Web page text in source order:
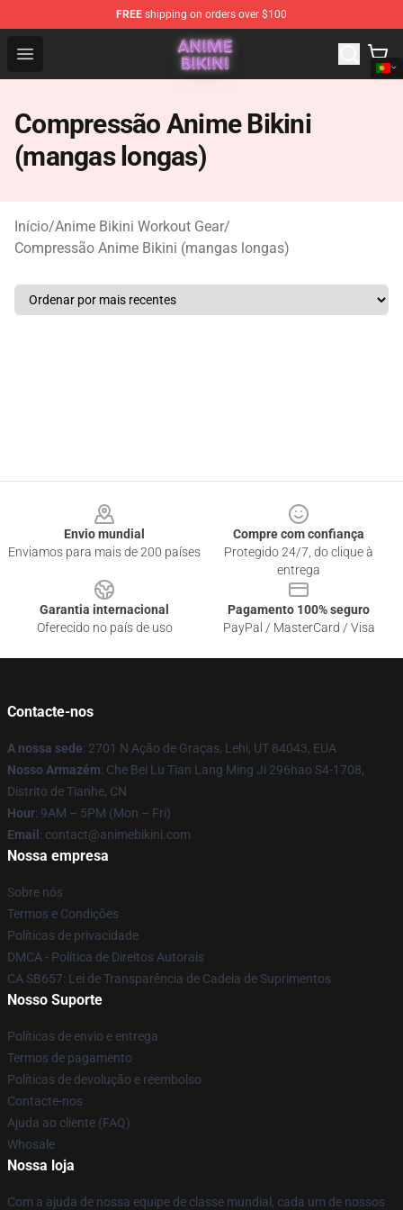
FREE shipping on orders over $100
Open menu
Anime Bikini Shop - The Best Store of Anime Bikini
Compressão Anime Bikini
(mangas longas)
Início/Anime Bikini Workout Gear/
Compressão Anime Bikini (mangas longas)
Envio mundial
Enviamos para mais de 200 países
Compre com confiança
Protegido 24/7, do clique à
entrega
Garantia internacional
Oferecido no país de uso
Pagamento 100% seguro
PayPal / MasterCard / Visa
Contacte-nos
A nossa sede: 2701 N Ação de Graças, Lehi, UT 84043, EUA
Nosso Armazém: Che Bei Lu Tian Lang Ming Ji 296hao S4-1708,
Distrito de Tianhe, CN
Hour: 9AM – 5PM (Mon – Fri)
Email : contact@animebikini.com
Nossa empresa
Sobre nós
Termos e Condições
Políticas de privacidade
DMCA - Política de Direitos Autorais
CA SB657: Lei de Transparência de Cadeia de Suprimentos
Nosso Suporte
Políticas de envio e entrega
Termos de pagamento
Políticas de devolução e reembolso
Contacte-nos
Ajuda ao cliente (FAQ)
Whosale
Nossa loja
Com a ajuda de nossa equipe de classe mundial, cada um de nossos